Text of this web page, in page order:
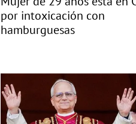
por intoxicación con
hamburguesas